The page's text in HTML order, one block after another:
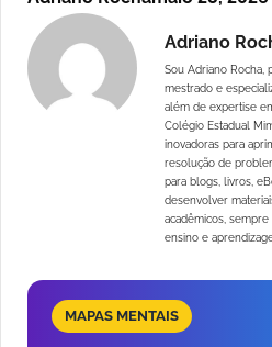
Adriano
Sou Adriano Rocha,
mestrado e
além de expertise
Colégio Estadual
inovadoras para
resolução de
para blogs, livros,
desenvolver
acadêmicos,
ensino e
MAPAS MENTAIS